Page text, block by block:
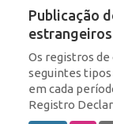
Publicação
estrangeiros
Os registros
seguintes tipos
em cada
Registro